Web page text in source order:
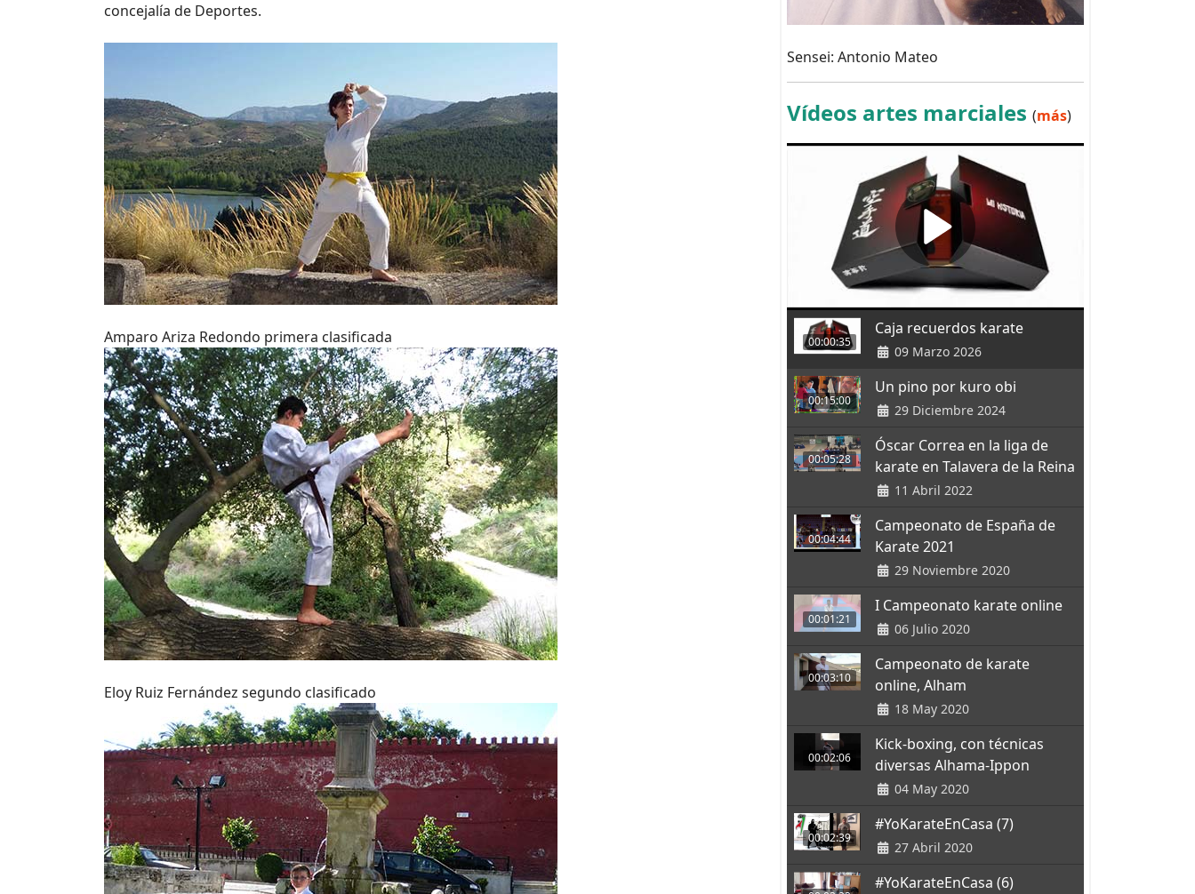
concejalía de Deportes.
Amparo Ariza Redondo primera clasificada
Eloy Ruiz Fernández segundo clasificado
Sensei: Antonio Mateo
Vídeos artes marciales (más)
00:00:35
Caja recuerdos karate
09 Marzo 2026
00:15:00
Un pino por kuro obi
29 Diciembre 2024
00:05:28
Óscar Correa en la liga de
karate en Talavera de la Reina
11 Abril 2022
00:04:44
Campeonato de España de
Karate 2021
29 Noviembre 2020
00:01:21
I Campeonato karate online
06 Julio 2020
00:03:10
Campeonato de karate
online, Alham
18 May 2020
00:02:06
Kick-boxing, con técnicas
diversas Alhama-Ippon
04 May 2020
00:02:39
#YoKarateEnCasa (7)
27 Abril 2020
#YoKarateEnCasa (6)